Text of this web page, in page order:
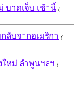
บาดเจ็บ เช้านี้ (
ลับจากอเมริกา (
ใหม่ ลำพูนฯลฯ (